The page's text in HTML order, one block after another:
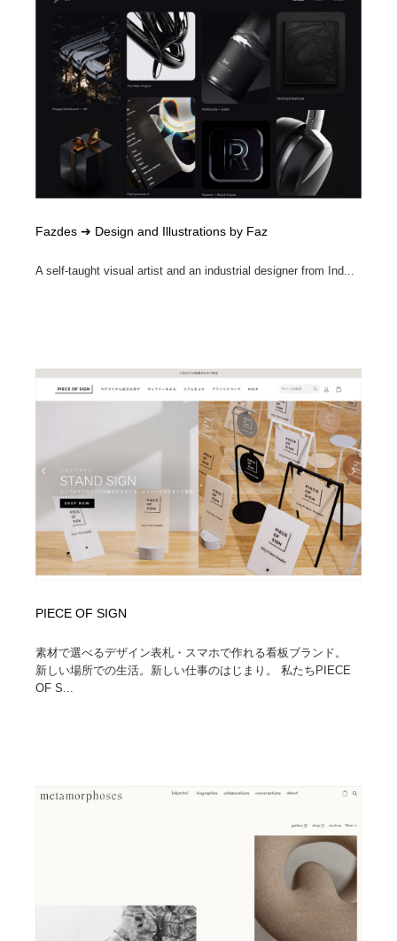
Fazdes ➔ Design and Illustrations by Faz
A self-taught visual artist and an industrial designer from Ind...
PIECE OF SIGN
素材で選べるデザイン表札・スマホで作れる看板ブランド。
新しい場所での生活。新しい仕事のはじまり。 私たちPIECE
OF S...